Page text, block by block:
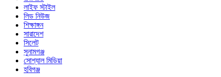
লাইফ স্টাইল
লিড নিউজ
শিক্ষাঙ্গন
সারাদেশ
সিলেট
সুনামগঞ্জ
সোশ্যাল মিডিয়া
হবিগঞ্জ